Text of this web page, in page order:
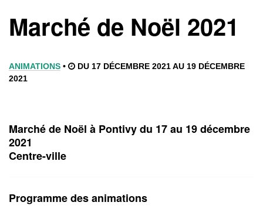
Marché de Noël 2021
ANIMATIONS •
DU 17 DÉCEMBRE 2021 AU 19 DÉCEMBRE
2021
Marché de Noël à Pontivy du 17 au 19 décembre
2021
Centre-ville
Programme des animations